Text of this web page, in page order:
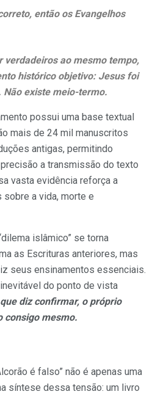
então os Evangelhos
verdadeiros ao mesmo tempo,
histórico objetivo: Jesus foi
existe meio-termo.
possui uma base textual
mais de 24 mil manuscritos
antigas, permitindo
a transmissão do texto
vasta evidência reforça a
a vida, morte e
islâmico” se torna
as Escrituras anteriores, mas
seus ensinamentos essenciais.
do ponto de vista
diz confirmar, o próprio
consigo mesmo.
é falso” não é apenas uma
síntese dessa tensão: um livro